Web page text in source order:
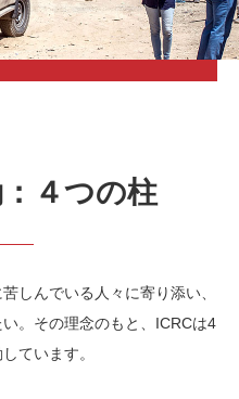
４つの柱
しんでいる人々に寄り添い、
。その理念のもと、ICRCは4
ています。